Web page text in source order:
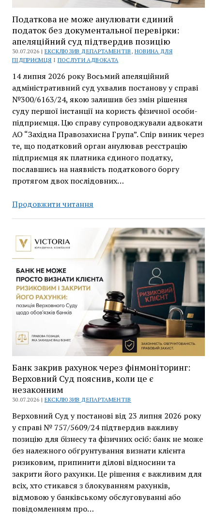
Податкова не може анулювати єдиний
податок без документальної перевірки:
апеляційний суд підтвердив позицію
30.07.2026 | ЕКСКЛЮЗИВ ДЕПАРТАМЕНТІВ , НОВИНА ДЛЯ
ПІДПРИЄМЦЯ І ПОСЛУГИ АДВОКАТА
14 липня 2026 року Восьмий апеляційний
адміністративний суд ухвалив постанову у справі
№300/6163/24, якою залишив без змін рішення
суду першої інстанції на користь фізичної особи-
підприємця. Цю справу супроводжували адвокати
АО “Західна Правозахисна Група”. Спір виник через
те, що податковий орган анулював реєстрацію
підприємця як платника єдиного податку,
пославшись на наявність податкового боргу
протягом двох послідовних…
Продовжити читанняПодаткова
може
анулювати
єдиний
податок
документальної
перевірки:
апеляційний
суд
підтвердив
позицію
Банк закрив рахунок через фінмоніторинг:
Верховний Суд пояснив, коли це є
незаконним
30.07.2026 | ЕКСКЛЮЗИВ ДЕПАРТАМЕНТІВ
Верховний Суд у постанові від 23 липня 2026 року
у справі № 757/5609/24 підтвердив важливу
позицію для бізнесу та фізичних осіб: банк не може
без належного обґрунтування визнати клієнта
ризиковим, припинити ділові відносини та
закрити його рахунки. Це рішення є важливим для
всіх, хто стикався з блокуванням рахунків,
відмовою у банківському обслуговуванні або
повідомленням про…